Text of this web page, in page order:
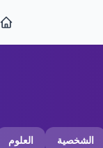
الشخصية العلوم